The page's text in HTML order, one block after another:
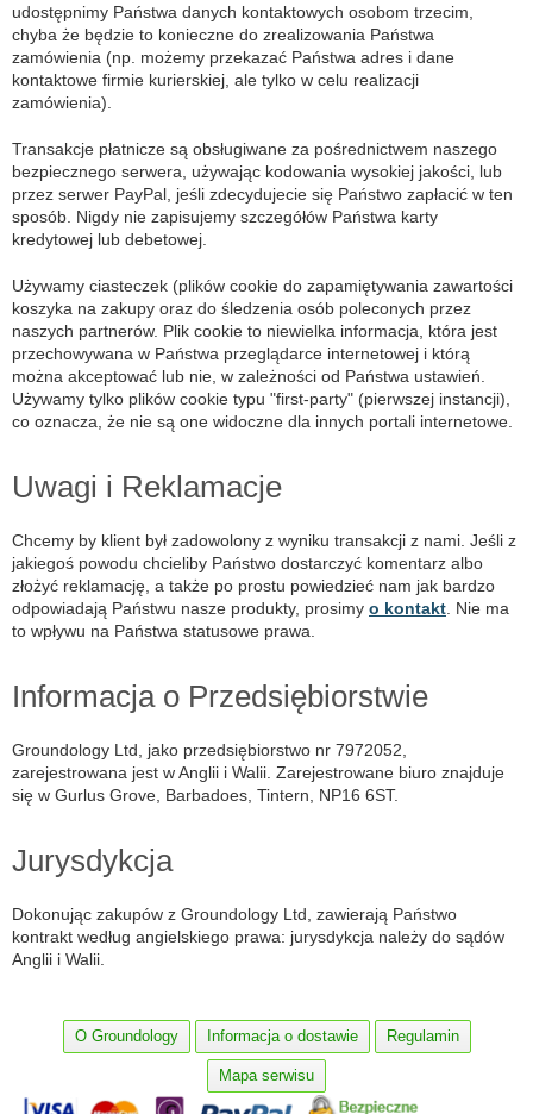
udostępnimy Państwa danych kontaktowych osobom trzecim,
chyba że będzie to konieczne do zrealizowania Państwa
zamówienia (np. możemy przekazać Państwa adres i dane
kontaktowe firmie kurierskiej, ale tylko w celu realizacji
zamówienia).
Transakcje płatnicze są obsługiwane za pośrednictwem naszego
bezpiecznego serwera, używając kodowania wysokiej jakości, lub
przez serwer PayPal, jeśli zdecydujecie się Państwo zapłacić w ten
sposób. Nigdy nie zapisujemy szczegółów Państwa karty
kredytowej lub debetowej.
Używamy ciasteczek (plików cookie do zapamiętywania zawartości
koszyka na zakupy oraz do śledzenia osób poleconych przez
naszych partnerów. Plik cookie to niewielka informacja, która jest
przechowywana w Państwa przeglądarce internetowej i którą
można akceptować lub nie, w zależności od Państwa ustawień.
Używamy tylko plików cookie typu "first-party" (pierwszej instancji),
co oznacza, że nie są one widoczne dla innych portali internetowe.
Uwagi i Reklamacje
Chcemy by klient był zadowolony z wyniku transakcji z nami. Jeśli z
jakiegoś powodu chcieliby Państwo dostarczyć komentarz albo
złożyć reklamację, a także po prostu powiedzieć nam jak bardzo
odpowiadają Państwu nasze produkty, prosimy o kontakt . Nie ma
to wpływu na Państwa statusowe prawa.
Informacja o Przedsiębiorstwie
Groundology Ltd, jako przedsiębiorstwo nr 7972052,
zarejestrowana jest w Anglii i Walii. Zarejestrowane biuro znajduje
się w Gurlus Grove, Barbadoes, Tintern, NP16 6ST.
Jurysdykcja
Dokonując zakupów z Groundology Ltd, zawierają Państwo
kontrakt według angielskiego prawa: jurysdykcja należy do sądów
Anglii i Walii.
O Groundology Informacja o dostawie Regulamin
Mapa serwisu